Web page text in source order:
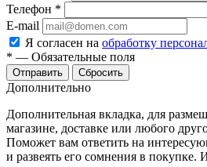
Телефон *
E-mail
Я согласен на обработку
* — Обязательные поля
Сбросить
Дополнительно
Дополнительная вкладка, для
магазине, доставке или любого
Поможет вам ответить на
и развеять его сомнения в покупке.